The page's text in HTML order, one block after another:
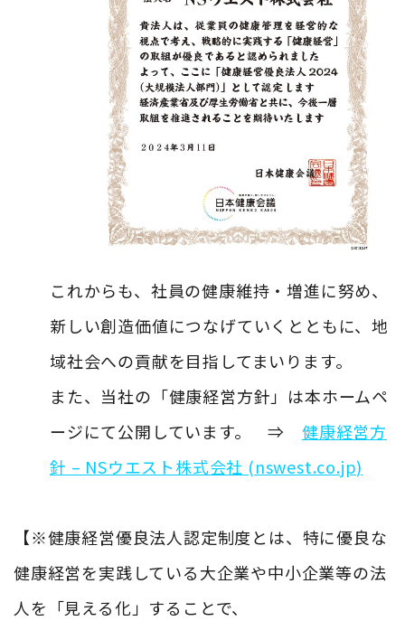
これからも、社員の健康維持・増進に努め、
新しい創造価値につなげていくとともに、地
域社会への貢献を目指してまいります。
また、当社の「健康経営方針」は本ホームペ
ージにて公開しています。 ⇒ 健康経営方
針 – NSウエスト株式会社 (nswest.co.jp)
【※健康経営優良法人認定制度とは、特に優良な
健康経営を実践している大企業や中小企業等の法
人を「見える化」することで、